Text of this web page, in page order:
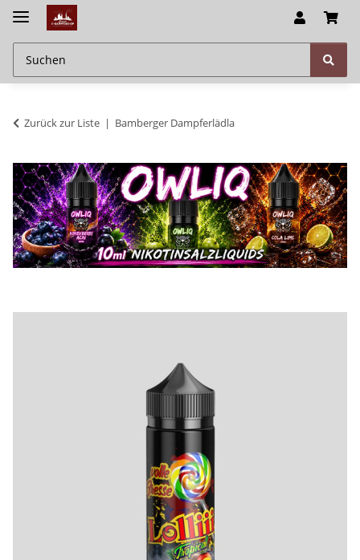
Zurück zur Liste Bamberger Dampferlädla